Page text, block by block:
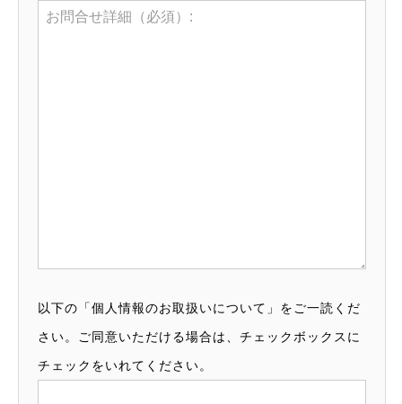
以下の「個人情報のお取扱いについて」をご一読くだ
さい。ご同意いただける場合は、チェックボックスに
チェックをいれてください。